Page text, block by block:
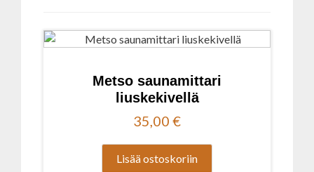
Metso saunamittari
liuskekivellä
35,00 €
Lisää ostoskoriin